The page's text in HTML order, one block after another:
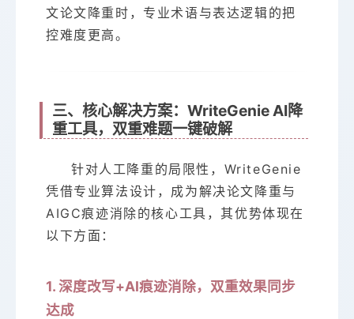
文论文降重时，专业术语与表达逻辑的把
控难度更高。
三、核心解决方案：WriteGenie AI降
重工具，双重难题一键破解
针对人工降重的局限性，WriteGenie
凭借专业算法设计，成为解决论文降重与
AIGC痕迹消除的核心工具，其优势体现在
以下方面：
1. 深度改写+AI痕迹消除，双重效果同步
达成